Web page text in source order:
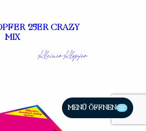
25ER CRAZY
MIX
Kleiner Klopfer